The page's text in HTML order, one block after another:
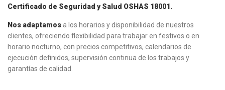
Certificado de Seguridad y Salud OSHAS 18001.
Nos adaptamos a los horarios y disponibilidad de nuestros
clientes, ofreciendo flexibilidad para trabajar en festivos o en
horario nocturno, con precios competitivos, calendarios de
ejecución definidos, supervisión continua de los trabajos y
garantías de calidad.